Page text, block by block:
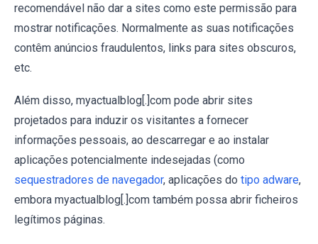
recomendável não dar a sites como este permissão para
mostrar notificações. Normalmente as suas notificações
contêm anúncios fraudulentos, links para sites obscuros,
etc.
Além disso, myactualblog[.]com pode abrir sites
projetados para induzir os visitantes a fornecer
informações pessoais, ao descarregar e ao instalar
aplicações potencialmente indesejadas (como
sequestradores de navegador, aplicações do tipo adware,
embora myactualblog[.]com também possa abrir ficheiros
legítimos páginas.